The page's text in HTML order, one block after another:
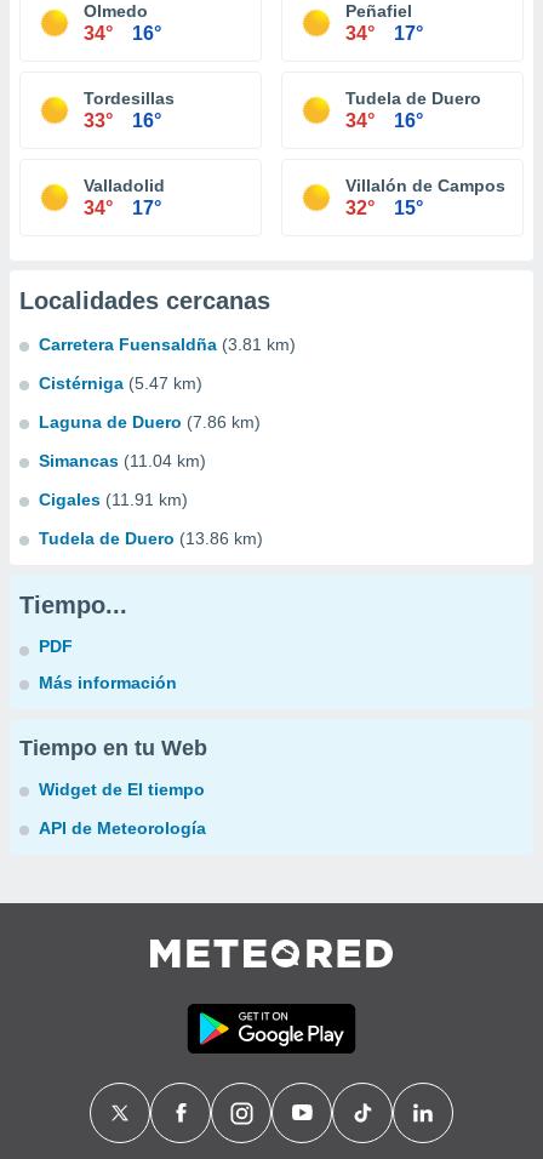
Olmedo
34° 16°
Peñafiel
34° 17°
Tordesillas
33° 16°
Tudela de Duero
34° 16°
Valladolid
34° 17°
Villalón de Campos
32° 15°
Localidades cercanas
Carretera Fuensaldña (3.81 km)
Cistérniga (5.47 km)
Laguna de Duero (7.86 km)
Simancas (11.04 km)
Cigales (11.91 km)
Tudela de Duero (13.86 km)
Tiempo...
PDF
Más información
Tiempo en tu Web
Widget de El tiempo
API de Meteorología